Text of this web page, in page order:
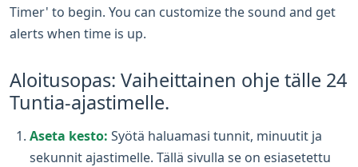
Timer' to begin. You can customize the sound and get
alerts when time is up.
Aloitusopas: Vaiheittainen ohje tälle 24
Tuntia-ajastimelle.
Aseta kesto: Syötä haluamasi tunnit, minuutit ja
sekunnit ajastimelle. Tällä sivulla se on esiasetettu